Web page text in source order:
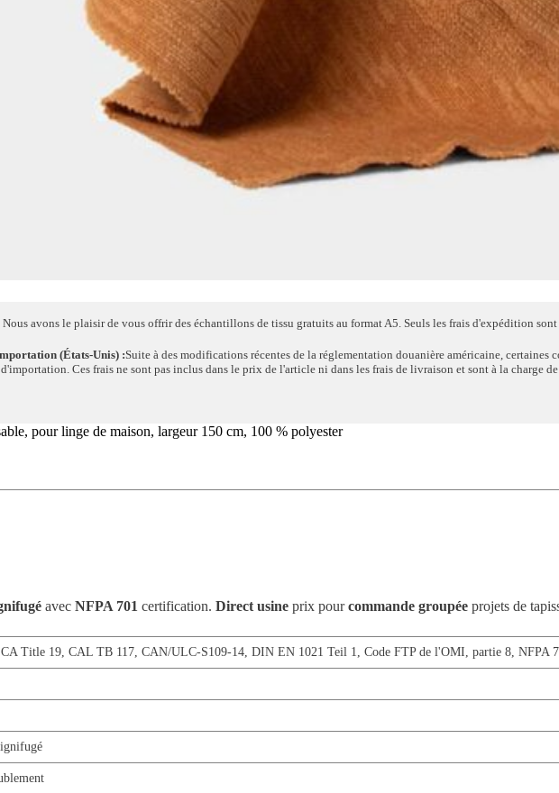
Nous avons le plaisir de vous offrir des échantillons de tissu gratuits au format A5. Seuls les frais d'expédition
(États-Unis) :Suite à des modifications récentes de la réglementation douanière américaine, certaines
Ces frais ne sont pas inclus dans le prix de l'article ni dans les frais de livraison et sont à la charge
pour linge de maison, largeur 150 cm, 100 % polyester
avec NFPA 701 certification. Direct usine prix pourcommande groupée projets de
CA Title 19 CAL TB 117 CAN/ULC-S109-14 DIN EN 1021 Teil 1 Code FTP de l'OMI, partie 8 NFPA